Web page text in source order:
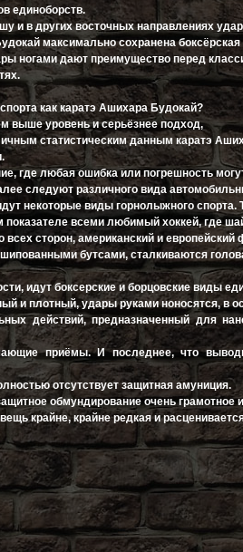
единоборств.
и в других восточных направлениях
максимально сохранена
ногами дают преимущество перед
как каратэ Ашихара Будокай?
выше уровень и серьёзнее подход,
статистическим данным каратэ
где любая ошибка или погрешность
следуют различного вида
некоторые виды горнолыжного спорта.
всеми любимый хоккей, где
сторон, американский и европейский
бутсами, сталкиваются
идут боксерские и борцовские виды
и плотный, удары руками ноносятся, в
действий, предназначенный для
приёмы. И последнее, что
отсутствует защитная амуниция.
обмундирование очень грамотное
крайне, крайне редкая и